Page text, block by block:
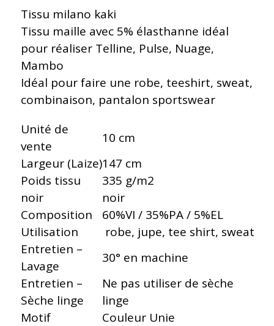
Tissu milano kaki
Tissu maille avec 5% élasthanne idéal
pour réaliser Telline, Pulse, Nuage,
Mambo
Idéal pour faire une robe, teeshirt, sweat,
combinaison, pantalon sportswear
Unité de
vente
10 cm
Largeur (Laize)147 cm
Poids tissu
335 g/m2
noir
noir
Composition
60%VI / 35%PA / 5%EL
Utilisation
robe, jupe, tee shirt, sweat
Entretien –
Lavage
30° en machine
Entretien –
Sèche linge
Ne pas utiliser de sèche
linge
Motif
Couleur Unie